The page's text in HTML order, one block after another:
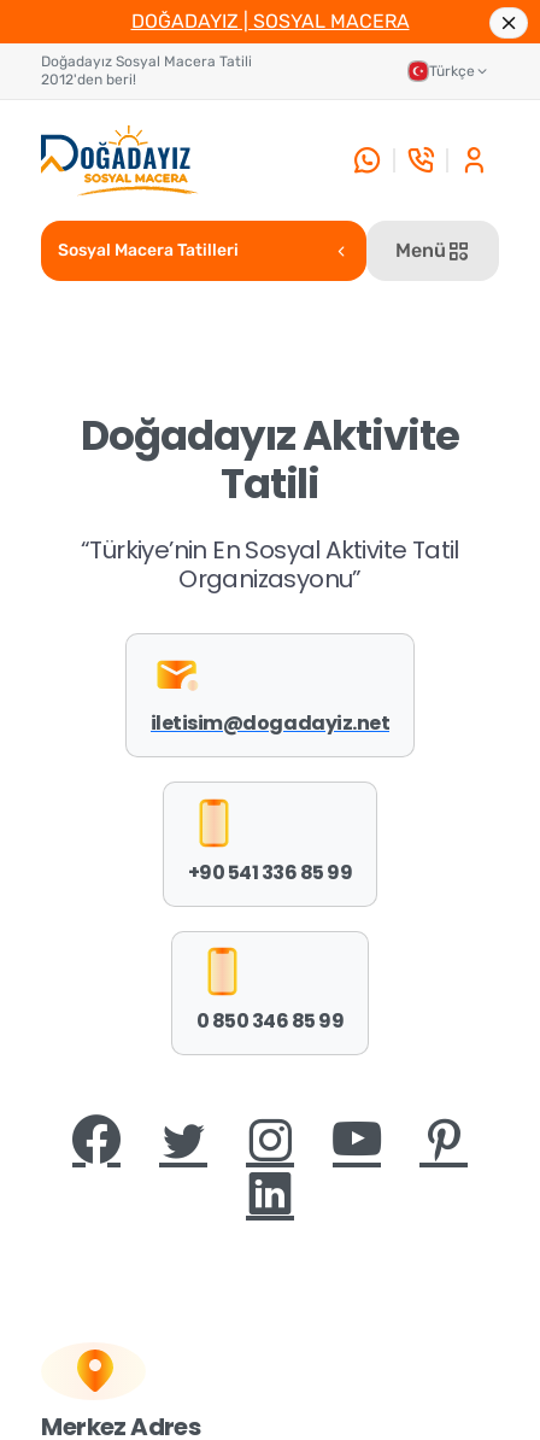
DOĞADAYIZ | SOSYAL MACERA
Doğadayız Sosyal Macera Tatili
2012'den beri!
Türkçe
Sosyal Macera Tatilleri Menü
Doğadayız Aktivite
Tatili
“Türkiye’nin En Sosyal Aktivite Tatil
Organizasyonu”
iletisim@dogadayiz.net
+90 541 336 85 99
0 850 346 85 99
Merkez Adres